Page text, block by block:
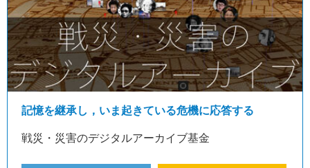
記憶を継承し，いま起きている危機に応答する
戦災・災害のデジタルアーカイブ基金